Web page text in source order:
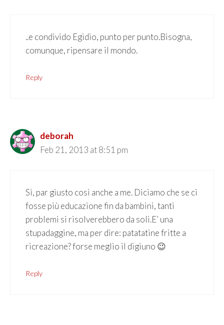
..e condivido Egidio, punto per punto.Bisogna,
comunque, ripensare il mondo.
Reply
deborah
Feb 21, 2013 at 8:51 pm
Sì, par giusto così anche a me. Diciamo che se ci
fosse più educazione fin da bambini, tanti
problemi si risolverebbero da soli.E’ una
stupadaggine, ma per dire: patatatine fritte a
ricreazione? forse meglio il digiuno 😉
Reply